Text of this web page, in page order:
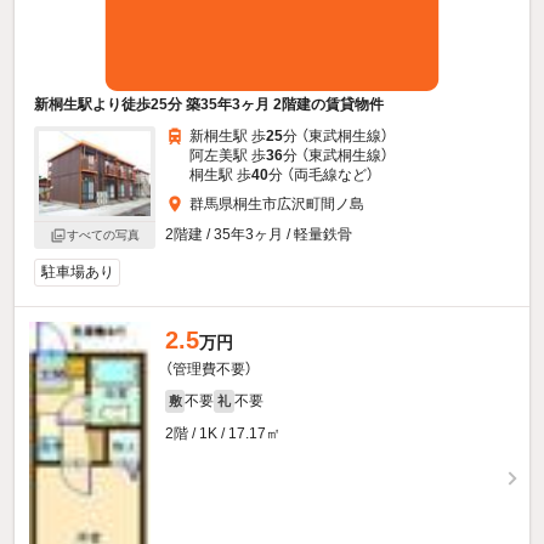
新桐生駅より徒歩25分 築35年3ヶ月 2階建の賃貸物件
すべての写真
新桐生駅 歩25分 （東武桐生線）
阿左美駅 歩36分 （東武桐生線）
桐生駅 歩40分 （両毛線など）
群馬県桐生市広沢町間ノ島
2階建 / 35年3ヶ月 / 軽量鉄骨
駐車場あり
2.5万円
（管理費不要）
敷 不要 礼 不要
2階 / 1K / 17.17㎡